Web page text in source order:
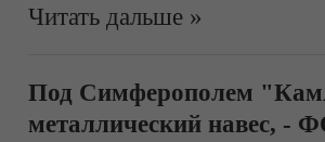
Читать дальше »
Под Симферополем
металлический навес, -